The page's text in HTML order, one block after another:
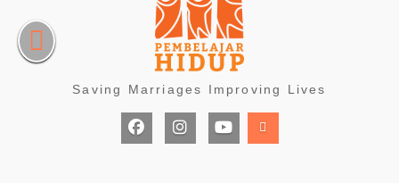
content
Saving Marriages Improving Lives